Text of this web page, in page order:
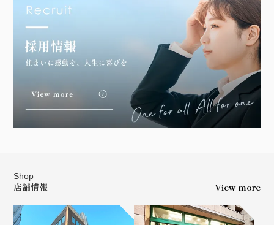
Shop
店舗情報 View more